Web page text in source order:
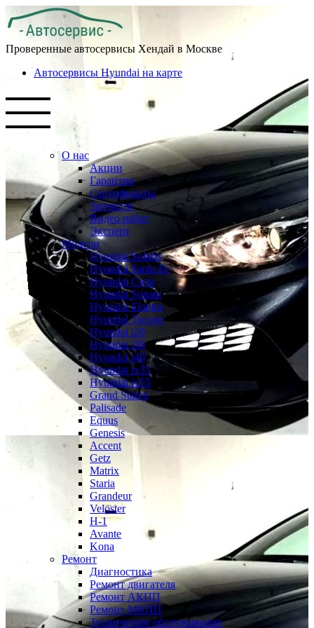
Проверенные автосервисы Хендай в Москве
Автосервисы Hyundai на карте
О нас
Акции
Гарантия
Сертификаты
Запчасти
Видео работ
Эксперт
Модели
Hyundai Solaris
Hyundai Santa Fe
Hyundai Creta
Hyundai Sonata
Hyundai Elantra
Hyundai Tucson
Hyundai i20
Hyundai i30
Hyundai i40
Hyundai ix35
Hyundai ix55
Grand Starex
Palisade
Equus
Genesis
Accent
Getz
Matrix
Staria
Grandeur
Veloster
H-1
Avante
Kona
Ремонт
Диагностика
Ремонт двигателя
Ремонт АКПП
Ремонт МКПП
Техническое обслуживание